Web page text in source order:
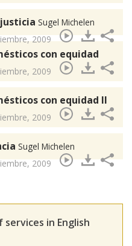
Sugel Michelen
2009
con equidad
2009
con equidad II
2009
Sugel Michelen
2009
in English